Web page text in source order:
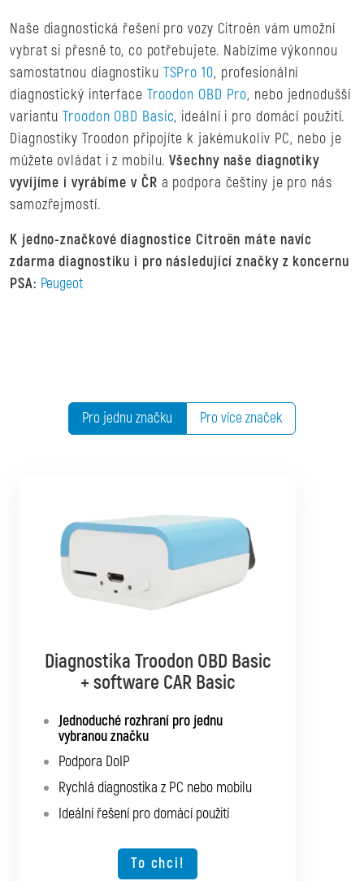
Naše diagnostická řešení pro vozy Citroën vám umožní
vybrat si přesně to, co potřebujete. Nabízíme výkonnou
samostatnou diagnostiku TSPro 10, profesionální
diagnostický interface Troodon OBD Pro, nebo jednodušší
variantuTroodon OBD Basic, ideální i pro domácí použití.
Diagnostiky Troodon připojíte k jakémukoliv PC, nebo je
můžete ovládat i z mobilu.Všechny naše diagnotiky
vyvíjíme i vyrábíme v ČR a podpora češtiny je pro nás
samozřejmostí.
K jedno-značkové diagnostice Citroën máte navíc
zdarma diagnostiku i pro následující značky z koncernu
PSA: Peugeot
Pro jednu značku Pro více značek
Diagnostika Troodon OBD Basic
+ software CAR Basic
Jednoduché rozhraní pro jednu
vybranou značku
Podpora DoIP
Rychlá diagnostika z PC nebo mobilu
Ideální řešení pro domácí použití
To chci!
Diagnostika Troodon OBD Pro
+ software CAR Mixed
Diagnostika až pro 10 značek podle
Podpora starších vozidel
Rychlá diagnostika z PC nebo mobilu